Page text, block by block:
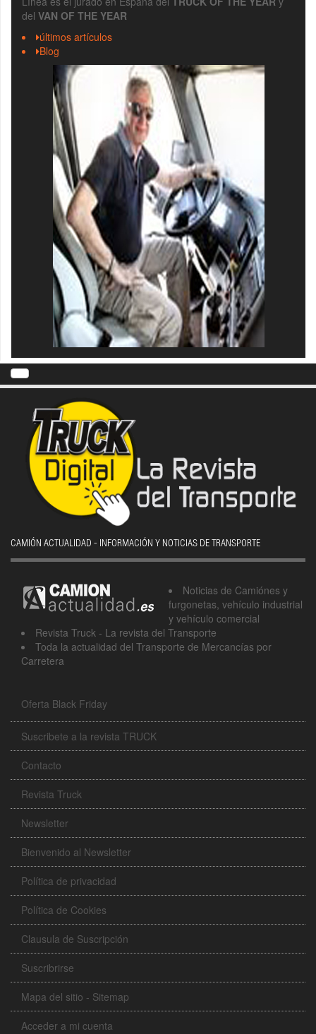
del VAN OF THE YEAR
últimos artículos
Blog
CAMIÓN ACTUALIDAD - INFORMACIÓN Y NOTICIAS DE TRANSPORTE
Noticias de Camiónes y
furgonetas, vehículo industrial
y vehículo comercial
Revista Truck - La revista del Transporte
Toda la actualidad del Transporte de Mercancías por
Carretera
Oferta Black Friday
Suscribete a la revista TRUCK
Contacto
Revista Truck
Newsletter
Bienvenido al Newsletter
Política de privacidad
Política de Cookies
Clausula de Suscripción
Suscribrirse
Mapa del sitio - Sitemap
Acceder a mi cuenta